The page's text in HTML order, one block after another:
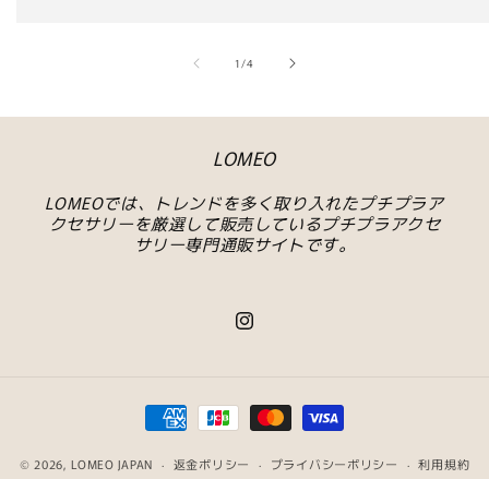
1/の
4
LOMEO
LOMEOでは、トレンドを多く取り入れたプチプラア
クセサリーを厳選して販売しているプチプラアクセ
サリー専門通販サイトです。
Instagram
決
済
方
© 2026,LOMEO JAPAN 返金ポリシー プライバシーポリシー 利用規約